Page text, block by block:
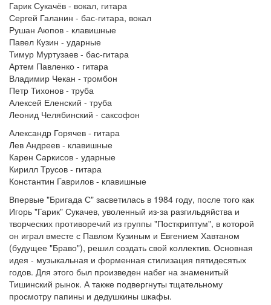
Гарик Сукачёв - вокал, гитара
Сергей Галанин - бас-гитара, вокал
Рушан Аюпов - клавишные
Павел Кузин - ударные
Тимур Муртузаев - бас-гитара
Артем Павленко - гитара
Владимир Чекан - тромбон
Петр Тихонов - труба
Алексей Еленский - труба
Леонид Челябинский - саксофон
Александр Горячев - гитара
Лев Андреев - клавишные
Карен Саркисов - ударные
Кирилл Трусов - гитара
Константин Гаврилов - клавишные
Впервые "Бригада С" засветилась в 1984 году, после того как
Игорь "Гарик" Сукачев, уволенный из-за разгильдяйства и
творческих противоречий из группы "Посткриптум", в которой
он играл вместе с Павлом Кузиным и Евгением Хавтаном
(будущее "Браво"), решил создать свой коллектив. Основная
идея - музыкальная и форменная стилизация пятидесятых
годов. Для этого был произведен набег на знаменитый
Тишинский рынок. А также подвергнуты тщательному
просмотру папины и дедушкины шкафы.